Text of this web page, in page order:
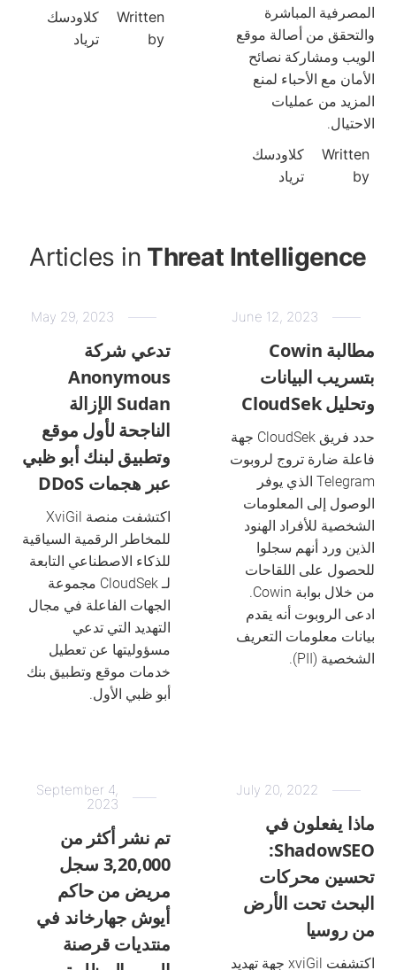
المصرفية المباشرة
والتحقق من أصالة موقع
الويب ومشاركة نصائح
الأمان مع الأحباء لمنع
المزيد من عمليات
الاحتيال.
Written
by
كلاودسك
ترياد
Written
by
كلاودسك
ترياد
Articles in Threat Intelligence
June 12, 2023
مطالبة Cowin
بتسريب البيانات
وتحليل CloudSek
حدد فريق CloudSek جهة
فاعلة ضارة تروج لروبوت
Telegram الذي يوفر
الوصول إلى المعلومات
الشخصية للأفراد الهنود
الذين ورد أنهم سجلوا
للحصول على اللقاحات
من خلال بوابة Cowin.
ادعى الروبوت أنه يقدم
بيانات معلومات التعريف
الشخصية (PII).
May 29, 2023
تدعي شركة
Anonymous
Sudan الإزالة
الناجحة لأول موقع
وتطبيق لبنك أبو ظبي
عبر هجمات DDoS
اكتشفت منصة XviGil
للمخاطر الرقمية السياقية
للذكاء الاصطناعي التابعة
لـ CloudSek مجموعة
الجهات الفاعلة في مجال
التهديد التي تدعي
مسؤوليتها عن تعطيل
خدمات موقع وتطبيق بنك
أبو ظبي الأول.
July 20, 2022
ماذا يفعلون في
ShadowSEO:
تحسين محركات
البحث تحت الأرض
من روسيا
اكتشفت xviGil جهة تهديد
September 4,
2023
تم نشر أكثر من
3,20,000 سجل
مريض من حاكم
أيوش جهارخاند في
منتديات قرصنة